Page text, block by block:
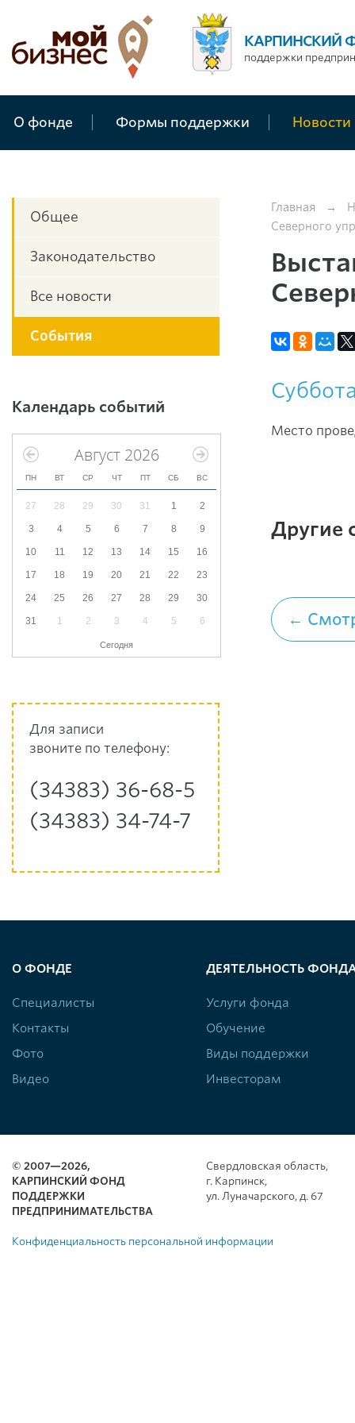
КАРПИНСКИЙ
поддержки
О фонде Формы поддержки Новости
Общее
Законодательство
Все новости
События
Календарь событий
Август 2026
ПН ВТ СР ЧТ ПТ СБ ВС
27 28 29 30 31 1 2
3 4 5 6 7 8 9
10 11 12 13 14 15 16
17 18 19 20 21 22 23
24 25 26 27 28 29 30
31 1 2 3 4 5 6
Сегодня
Для записи
звоните по телефону:
(34383) 36-68-5
(34383) 34-74-7
Главная →
Северного
Место
Другие
←
О ФОНДЕ
Специалисты
Контакты
Фото
Видео
ДЕЯТЕЛЬНОСТЬ
Услуги фонда
Обучение
Виды поддержки
Инвесторам
© 2007—2026,
КАРПИНСКИЙ ФОНД
ПОДДЕРЖКИ
ПРЕДПРИНИМАТЕЛЬСТВА
Свердловская область,
г. Карпинск,
ул. Луначарского, д. 67
Конфиденциальность персональной информации